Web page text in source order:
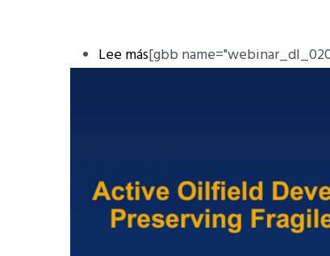
Lee mássobre
Low
Resistivity
[gbb